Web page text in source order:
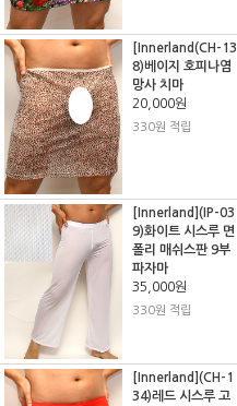
[Innerland(CH-13
8)베이지 호피나염
망사 치마
20,000원
330원 적립
[Innerland](IP-03
9)화이트 시스루 면
폴리 매쉬스판 9부
파자마
35,000원
330원 적립
[Innerland](CH-1
34)레드 시스루 고